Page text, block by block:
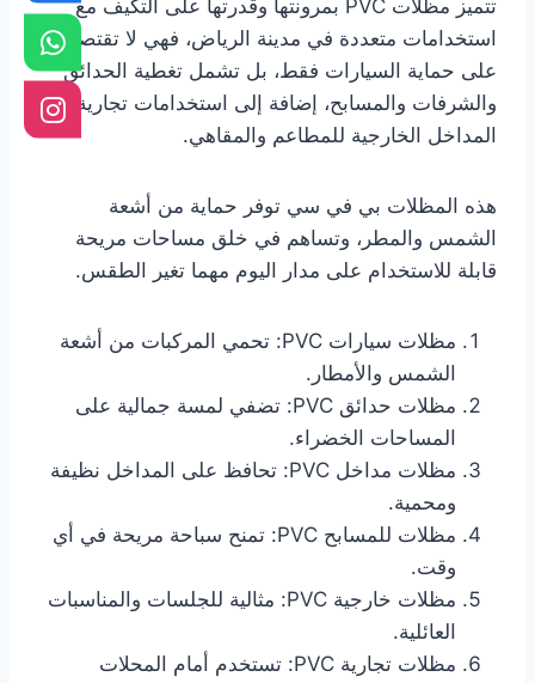
تتميز مظلات PVC بمرونتها وقدرتها على التكيف مع
استخدامات متعددة في مدينة الرياض، فهي لا تقتصر
على حماية السيارات فقط، بل تشمل تغطية الحدائق
والشرفات والمسابح، إضافة إلى استخدامات تجارية مثل
المداخل الخارجية للمطاعم والمقاهي.
هذه المظلات بي في سي توفر حماية من أشعة
الشمس والمطر، وتساهم في خلق مساحات مريحة
قابلة للاستخدام على مدار اليوم مهما تغير الطقس.
مظلات سيارات PVC: تحمي المركبات من أشعة
الشمس والأمطار.
مظلات حدائق PVC: تضفي لمسة جمالية على
المساحات الخضراء.
مظلات مداخل PVC: تحافظ على المداخل نظيفة
ومحمية.
مظلات للمسابح PVC: تمنح سباحة مريحة في أي
وقت.
مظلات خارجية PVC: مثالية للجلسات والمناسبات
العائلية.
مظلات تجارية PVC: تستخدم أمام المحلات